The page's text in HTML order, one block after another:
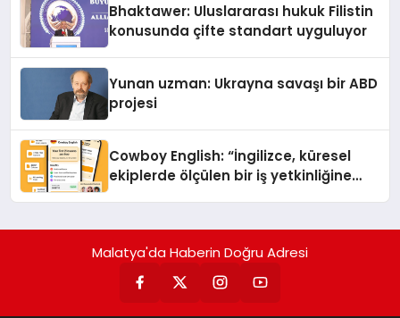
Bhaktawer: Uluslararası hukuk Filistin
konusunda çifte standart uyguluyor
Yunan uzman: Ukrayna savaşı bir ABD
projesi
Cowboy English: “İngilizce, küresel
ekiplerde ölçülen bir iş yetkinliğine
Malatya'da Haberin Doğru Adresi